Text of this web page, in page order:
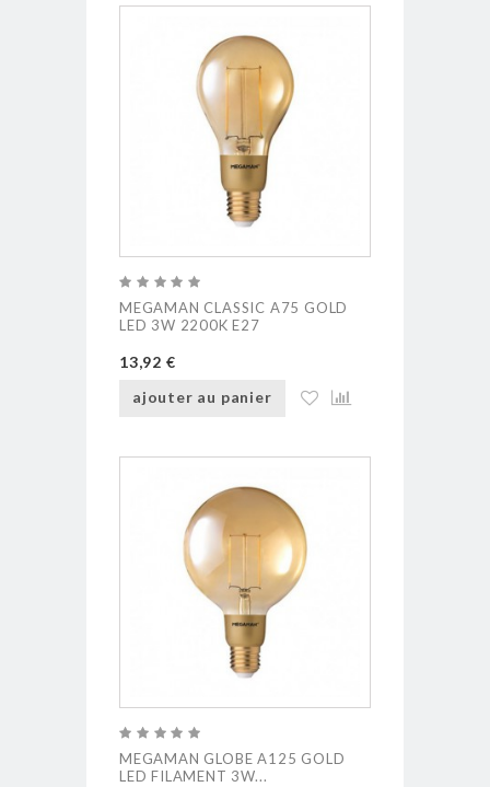
MEGAMAN CLASSIC A75 GOLD
LED 3W 2200K E27
13,92 €
ajouter au panier
MEGAMAN GLOBE A125 GOLD
LED FILAMENT 3W...